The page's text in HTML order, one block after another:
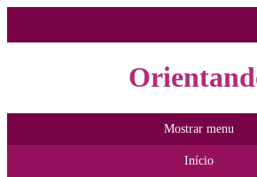
Mostrar menu
Início